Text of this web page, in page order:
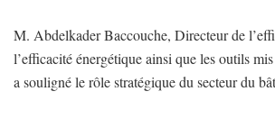
M. Abdelkader Baccouche, Directeur de
l’efficacité énergétique ainsi que les outils
a souligné le rôle stratégique du secteur du